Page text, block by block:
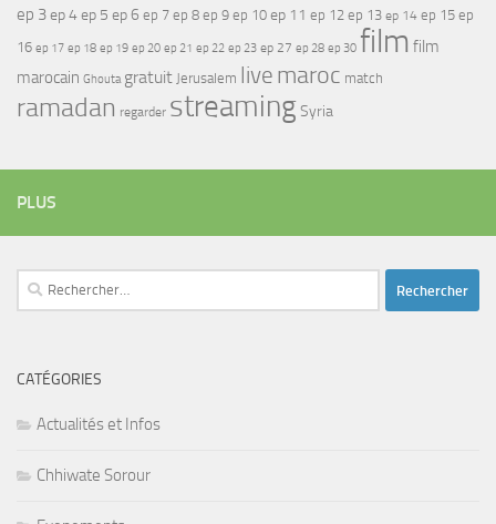
ep 3ep 4ep 5 ep 6 ep 7 ep 8 ep 9 ep 10 ep 11 ep 12 ep 13 ep 14 ep 15 ep
16 ep 17 ep 18 ep 19 ep 20 ep 21 ep 22 ep 23 ep 27 ep 28 ep 30 film film
marocain Ghouta gratuit Jerusalem live maroc match
ramadan regarder streamingSyria
PLUS
Rechercher :
CATÉGORIES
Actualités et Infos
Chhiwate Sorour